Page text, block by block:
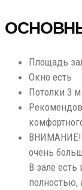
Площадь
Окно есть
Потолки 3 м
очень
В зале есть
полностью,